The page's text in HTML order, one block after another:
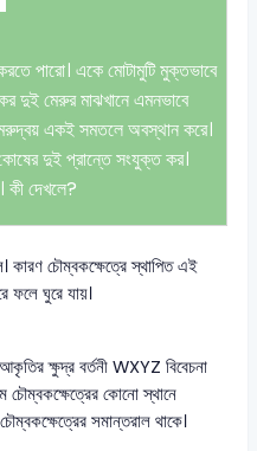
পারো। একে মোটামুটি মুক্তভাবে
দুই মেরুর মাঝখানে এমনভাবে
একই সমতলে অবস্থান করে।
দুই প্রান্তে সংযুক্ত কর।
কী দেখলে?
কারণ চৌম্বকক্ষেত্রে স্থাপিত এই
ফলে ঘুরে যায়।
ক্ষুদ্র বর্তনী WXYZ বিবেচনা
কোনো স্থানে
সমান্তরাল থাকে।